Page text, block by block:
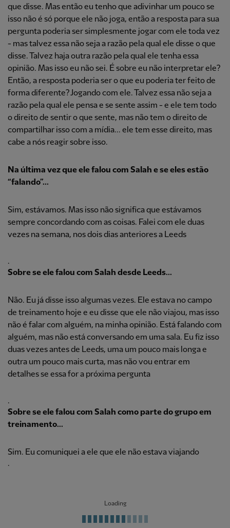
que disse. Mas então eu tenho que adivinhar um pouco se
isso não é só porque ele não joga, então a resposta para sua
pergunta poderia ser simplesmente jogar com ele toda vez
- mas talvez essa não seja a razão pela qual ele disse o que
disse. Talvez haja outra razão pela qual ele tenha essa
opinião. Mas isso eu não sei. É sobre eu não interpretar ele?
Então, a resposta poderia ser o que eu poderia ter feito de
forma diferente? Jogando com ele. Talvez essa não seja a
razão pela qual ele pensa e se sente assim - e ele tem todo
o direito de sentir o que sente, mas não tem o direito de
compartilhar isso com a mídia... ele tem esse direito, mas
cabe a nós reagir sobre isso.
Na última vez que ele falou com Salah e se eles estão
“falando”...
Sim, estávamos. Mas isso não significa que estávamos
sempre concordando com as coisas. Falei com ele duas
vezes na semana, nos dois dias anteriores a Leeds
.
Sobre se ele falou com Salah desde Leeds...
Não. Eu já disse isso algumas vezes. Ele estava no campo
de treinamento hoje e eu disse que ele não viajou, mas isso
não é falar com alguém, na minha opinião. Está falando com
alguém, mas não está conversando em uma sala. Eu fiz isso
duas vezes antes de Leeds, uma um pouco mais longa e
outra um pouco mais curta, mas não vou entrar em
detalhes se essa for a próxima pergunta
.
Sobre se ele falou com Salah como parte do grupo em
treinamento...
Sim. Eu comuniquei a ele que ele não estava viajando
.
Loading